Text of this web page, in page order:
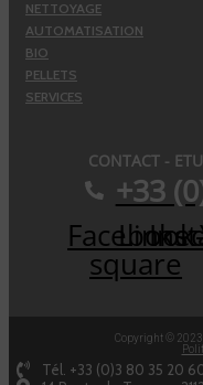
NETTOYAGE
AUTOMATISATION
BIO
PELLETS
SERVICES
CONTACT -
+33
square
Copyright ©
Tél. +33 (0)3 80 35 20